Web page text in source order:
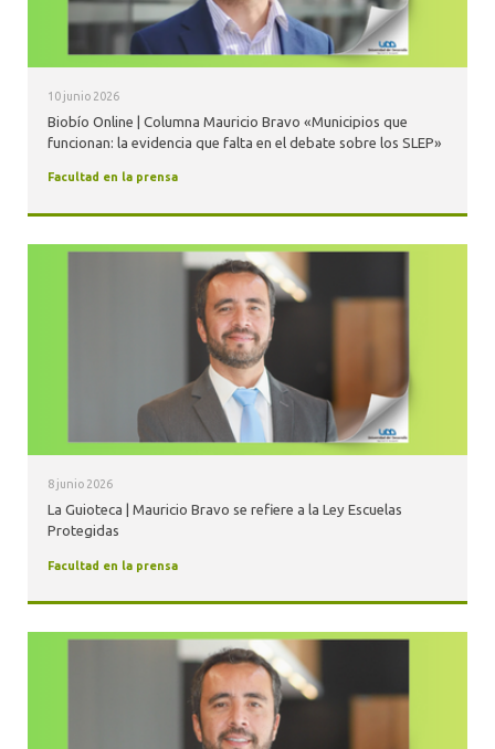
10 junio 2026
Biobío Online | Columna Mauricio Bravo «Municipios que
funcionan: la evidencia que falta en el debate sobre los SLEP»
Facultad en la prensa
8 junio 2026
La Guioteca | Mauricio Bravo se refiere a la Ley Escuelas
Protegidas
Facultad en la prensa